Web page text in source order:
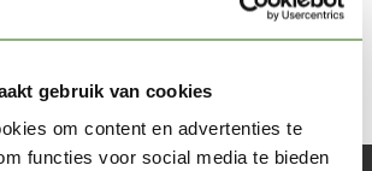
gebruik van cookies
om content en advertenties te
functies voor social media te bieden